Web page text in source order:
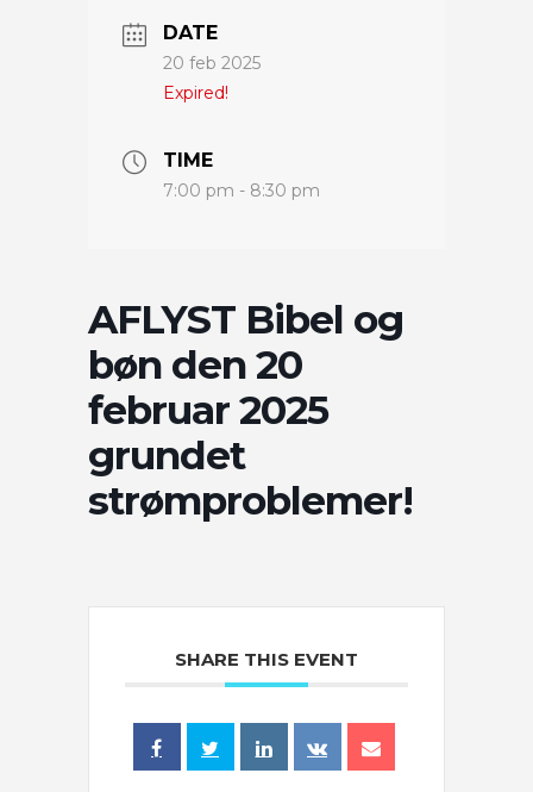
DATE
20 feb 2025
Expired!
TIME
7:00 pm - 8:30 pm
AFLYST Bibel og
bøn den 20
februar 2025
grundet
strømproblemer!
SHARE THIS EVENT